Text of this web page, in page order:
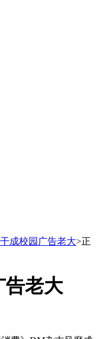
成校园广告老大>正
告老大